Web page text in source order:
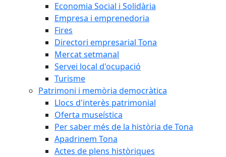
Economia Social i Solidària
Empresa i emprenedoria
Fires
Directori empresarial Tona
Mercat setmanal
Servei local d'ocupació
Turisme
Patrimoni i memòria democràtica
Llocs d'interès patrimonial
Oferta museística
Per saber més de la història de Tona
Apadrinem Tona
Actes de plens històriques